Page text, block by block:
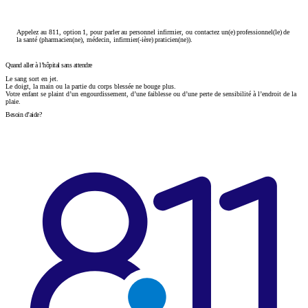
Appelez au 811, option 1, pour parler au personnel infirmier, ou contactez un(e) professionnel(le) de
la santé (pharmacien(ne), médecin, infirmier(-ière) praticien(ne)).
Quand aller à l’hôpital sans attendre
Le sang sort en jet.
Le doigt, la main ou la partie du corps blessée ne bouge plus.
Votre enfant se plaint d’un engourdissement, d’une faiblesse ou d’une perte de sensibilité à l’endroit de la
plaie.
Besoin d’aide?